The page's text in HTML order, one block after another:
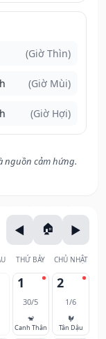
(Giờ Thìn)
(Giờ Mùi)
(Giờ Hợi)
nguồn cảm hứng.
THỨ BẢY CHỦ NHẬT
1
30/5
🐒
Canh Thân
2
1/6
🐓
Tân Dậu